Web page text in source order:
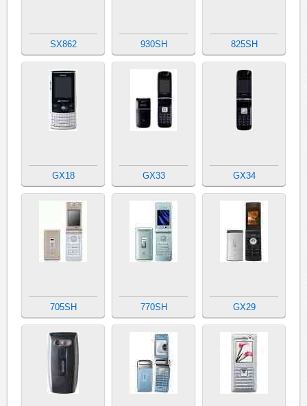
SX862 930SH 825SH
GX18 GX33 GX34
705SH 770SH GX29